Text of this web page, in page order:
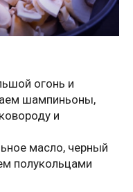
огонь и
шампиньоны,
и
масло, черный
полукольцами